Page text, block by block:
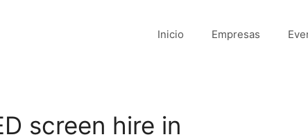
Inicio Empresas
screen hire in